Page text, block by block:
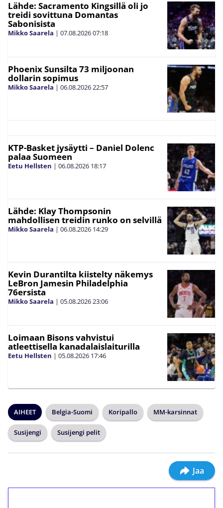
Lähde: Sacramento Kingsillä oli jo
treidi sovittuna Domantas
Sabonisista
Mikko Saarela | 07.08.202607:18
Phoenix Sunsilta 73 miljoonan
dollarin sopimus
Mikko Saarela | 06.08.2026 22:57
KTP-Basket jysäytti – Daniel Dolenc
palaa Suomeen
Eetu Hellsten | 06.08.2026 18:17
Lähde: Klay Thompsonin
mahdollisen treidin runko on selvillä
Mikko Saarela | 06.08.2026 14:29
Kevin Durantilta kiistelty näkemys
LeBron Jamesin Philadelphia
76ersista
Mikko Saarela | 05.08.2026 23:06
Loimaan Bisons vahvistui
atleettisella kanadalaislaiturilla
Eetu Hellsten | 05.08.2026 17:46
AIHEET Belgia-Suomi Koripallo MM-karsinnat
Susijengi Susijengi pelit
Jaa